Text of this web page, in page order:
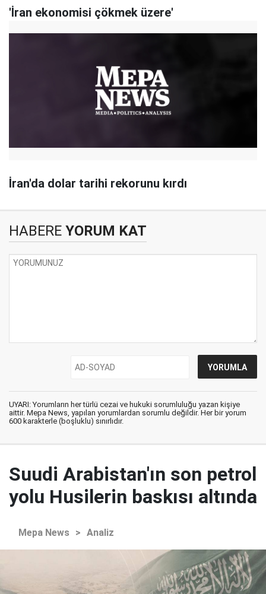
'İran ekonomisi çökmek üzere'
İran'da dolar tarihi rekorunu kırdı
HABERE YORUM KAT
UYARI: Yorumların her türlü cezai ve hukuki sorumluluğu yazan kişiye
aittir. Mepa News, yapılan yorumlardan sorumlu değildir. Her bir yorum
600 karakterle (boşluklu) sınırlıdır.
Suudi Arabistan'ın son petrol
yolu Husilerin baskısı altında
Mepa News > Analiz